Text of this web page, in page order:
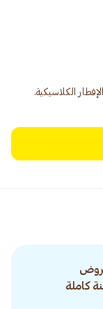
كاملة